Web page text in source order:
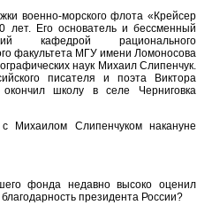
военно-морского флота «Крейсер
лет. Его основатель и бессменный
кафедрой рационального
факультета МГУ имени Ломоносова
наук Михаил Слипенчук.
писателя и поэта Виктора
школу в селе Черниговка
Михаилом Слипенчуком накануне
фонда недавно высоко оценил
президента России?